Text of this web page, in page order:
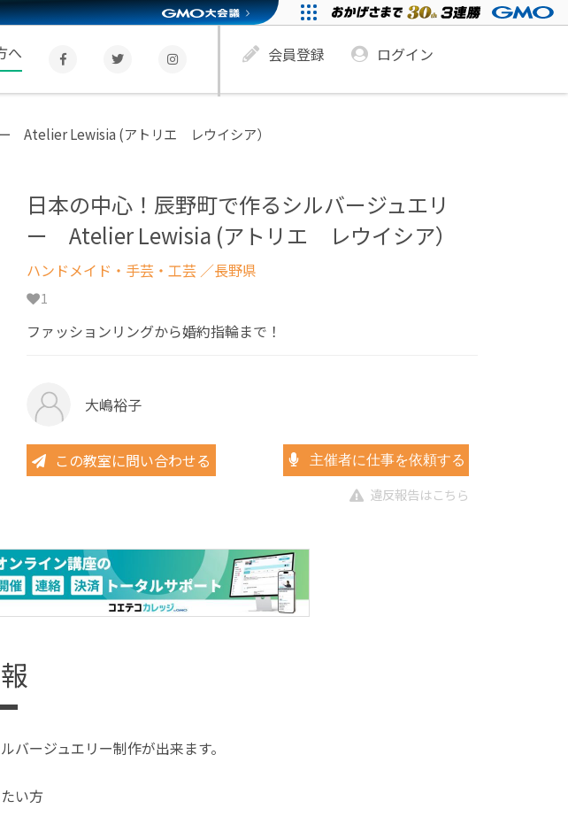
へ 会員登録 ログイン
Atelier Lewisia (アトリエ レウイシア）
日本の中心！辰野町で作るシルバージュエリ
ー Atelier Lewisia (アトリエ レウイシア）
ハンドメイド・手芸・工芸 ／長野県
1
ファッションリングから婚約指輪まで！
大嶋裕子
この教室に問い合わせる 主催者に仕事を依頼する
違反報告はこちら
バージュエリー制作が出来ます。
い方